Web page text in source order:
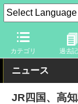
カテゴリ 過去
トラベル Watch
ニュース
JR四国、高